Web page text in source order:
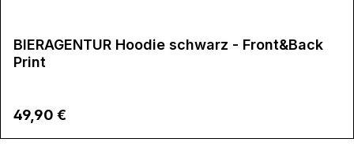
BIERAGENTUR Hoodie schwarz - Front&Back
Print
Regulärer Preis:
49,90 €